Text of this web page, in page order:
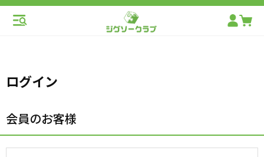
ログイン
会員のお客様